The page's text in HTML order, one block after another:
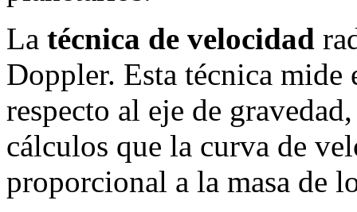
La técnica de velocidad
Doppler. Esta técnica
respecto al eje de
cálculos que la curva de
proporcional a la masa de